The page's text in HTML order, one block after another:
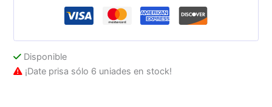
cantidad
Disponible
¡Date prisa sólo 6 uniades en stock!